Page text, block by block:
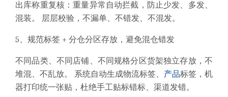
出库称重复核：重量异常自动拦截，防止少发、多发、
混装。 层层校验，不漏单、不错发、不混发。
5、规范标签 + 分仓分区存放，避免混仓错发
不同品类、不同店铺、不同规格分区货架独立存放，不
堆混、不乱放。 系统自动生成物流标签、 产品标签，机
器打印统一张贴，杜绝手工贴标错标、渠道发错。